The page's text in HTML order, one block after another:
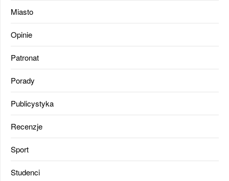
Miasto
Opinie
Patronat
Porady
Publicystyka
Recenzje
Sport
Studenci